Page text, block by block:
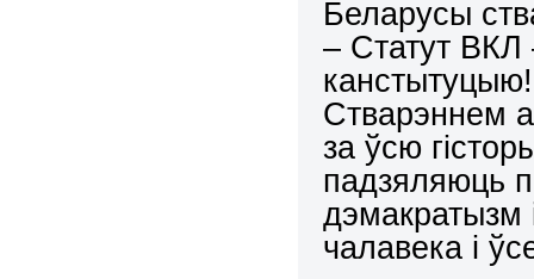
Беларусы
– Статут
Стварэннем
за ўсю
падзяляюць
дэмакратызм
чалавека і